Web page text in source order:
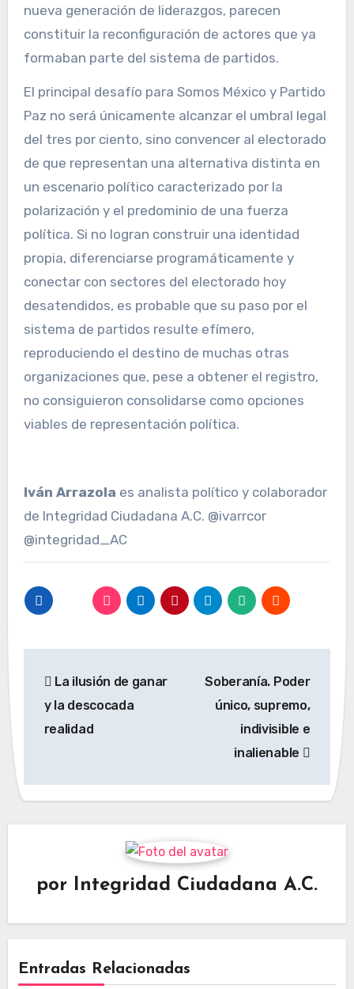
nueva generación de liderazgos, parecen
constituir la reconfiguración de actores que ya
formaban parte del sistema de partidos.
El principal desafío para Somos México y Partido
Paz no será únicamente alcanzar el umbral legal
del tres por ciento, sino convencer al electorado
de que representan una alternativa distinta en
un escenario político caracterizado por la
polarización y el predominio de una fuerza
política. Si no logran construir una identidad
propia, diferenciarse programáticamente y
conectar con sectores del electorado hoy
desatendidos, es probable que su paso por el
sistema de partidos resulte efímero,
reproduciendo el destino de muchas otras
organizaciones que, pese a obtener el registro,
no consiguieron consolidarse como opciones
viables de representación política.
Iván Arrazola es analista político y colaborador
de Integridad Ciudadana A.C. @ivarrcor
@integridad_AC
de
entradas
La ilusión de ganar
y la descocada
realidad
Soberanía. Poder
único, supremo,
indivisible e
inalienable
por Integridad Ciudadana A.C.
Entradas Relacionadas